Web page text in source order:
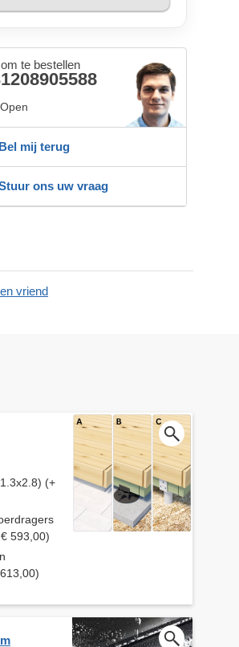
te bestellen
Open
mij terug
ons uw vraag
vriend
(+
593,00)